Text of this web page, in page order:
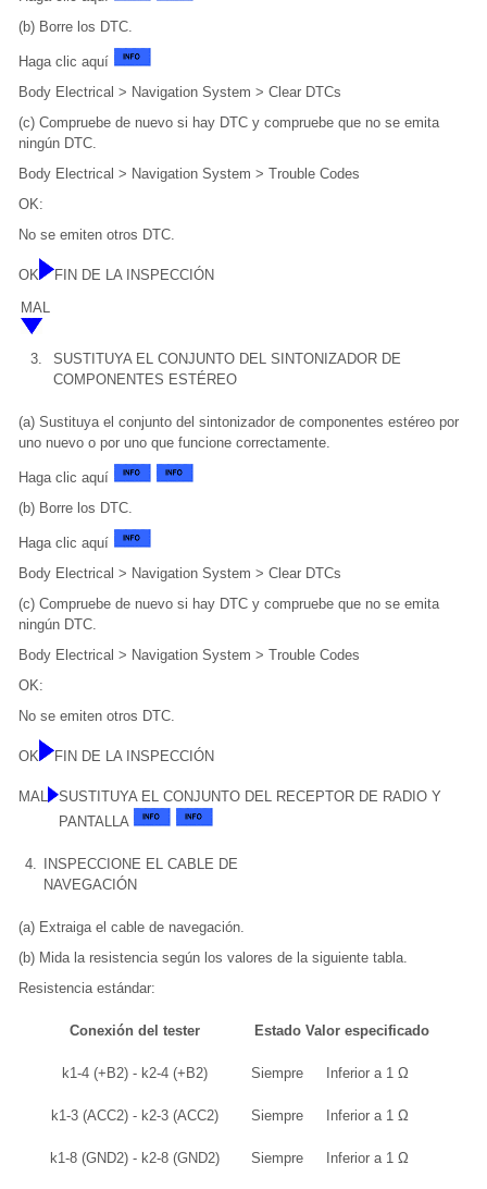
(b) Borre los DTC.
Haga clic aquí
Body Electrical > Navigation System > Clear DTCs
(c) Compruebe de nuevo si hay DTC y compruebe que no se emita
ningún DTC.
Body Electrical > Navigation System > Trouble Codes
OK:
No se emiten otros DTC.
OK
FIN DE LA INSPECCIÓN
MAL
3.
SUSTITUYA EL CONJUNTO DEL SINTONIZADOR DE
COMPONENTES ESTÉREO
(a) Sustituya el conjunto del sintonizador de componentes estéreo por
uno nuevo o por uno que funcione correctamente.
Haga clic aquí
(b) Borre los DTC.
Haga clic aquí
Body Electrical > Navigation System > Clear DTCs
(c) Compruebe de nuevo si hay DTC y compruebe que no se emita
ningún DTC.
Body Electrical > Navigation System > Trouble Codes
OK:
No se emiten otros DTC.
OK FIN DE LA INSPECCIÓN
MAL
SUSTITUYA EL CONJUNTO DEL RECEPTOR DE RADIO Y
PANTALLA
4.
INSPECCIONE EL CABLE DE
NAVEGACIÓN
(a) Extraiga el cable de navegación.
(b) Mida la resistencia según los valores de la siguiente tabla.
Resistencia estándar:
Conexión del tester Estado Valor especificado
k1-4 (+B2) - k2-4 (+B2) Siempre Inferior a 1 Ω
k1-3 (ACC2) - k2-3 (ACC2) Siempre Inferior a 1 Ω
k1-8 (GND2) - k2-8 (GND2) Siempre Inferior a 1 Ω